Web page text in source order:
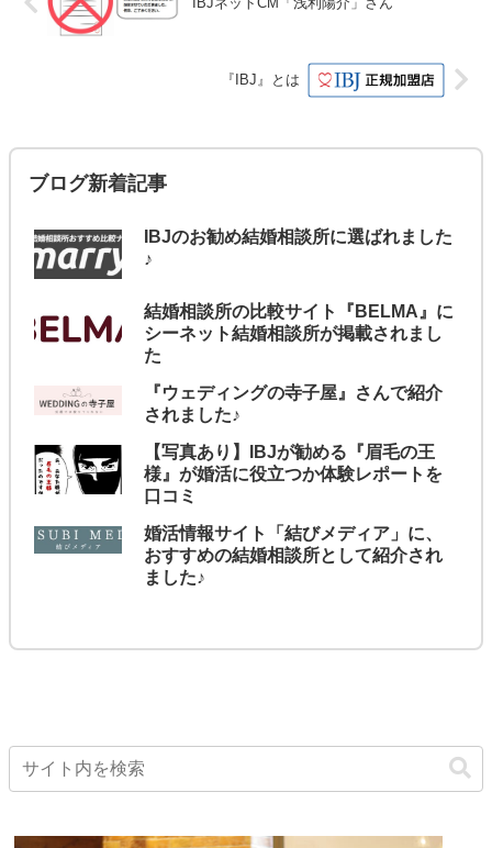
『IBJ』とは
ブログ新着記事
IBJのお勧め結婚相談所に選ばれました
♪
結婚相談所の比較サイト『BELMA』に
シーネット結婚相談所が掲載されまし
た
『ウェディングの寺子屋』さんで紹介
されました♪
【写真あり】IBJが勧める『眉毛の王
様』が婚活に役立つか体験レポートを
口コミ
婚活情報サイト「結びメディア」に、
おすすめの結婚相談所として紹介され
ました♪